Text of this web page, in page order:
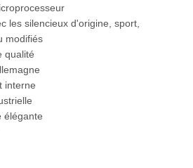
les silencieux d'origine, sport,
modifiés
qualité
interne
élégante